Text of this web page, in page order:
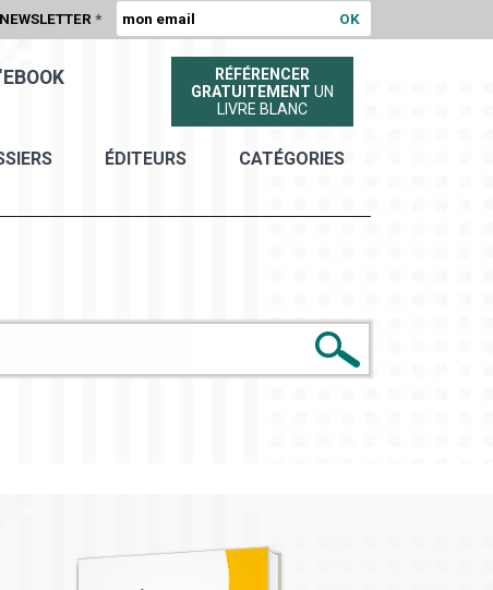
NEWSLETTER *
EBOOK
RÉFÉRENCER
GRATUITEMENT UN
LIVRE BLANC
ÉDITEURS CATÉGORIES